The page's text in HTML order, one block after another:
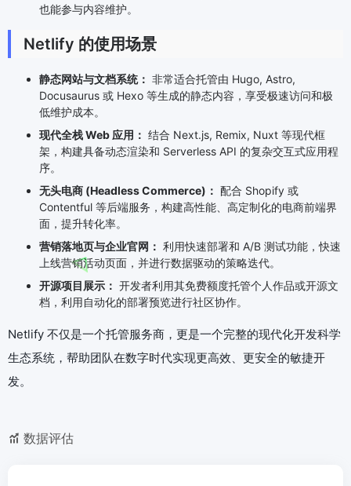
也能参与内容维护。
Netlify 的使用场景
静态网站与文档系统： 非常适合托管由 Hugo, Astro,
Docusaurus 或 Hexo 等生成的静态内容，享受极速访问和极
低维护成本。
现代全栈 Web 应用： 结合 Next.js, Remix, Nuxt 等现代框
架，构建具备动态渲染和 Serverless API 的复杂交互式应用程
序。
无头电商 (Headless Commerce)： 配合 Shopify 或
Contentful 等后端服务，构建高性能、高定制化的电商前端界
面，提升转化率。
营销落地页与企业官网： 利用快速部署和 A/B 测试功能，快速
上线营销活动页面，并进行数据驱动的策略迭代。
开源项目展示： 开发者利用其免费额度托管个人作品或开源文
档，利用自动化的部署预览进行社区协作。
Netlify 不仅是一个托管服务商，更是一个完整的现代化开发科学
生态系统，帮助团队在数字时代实现更高效、更安全的敏捷开
发。
数据评估